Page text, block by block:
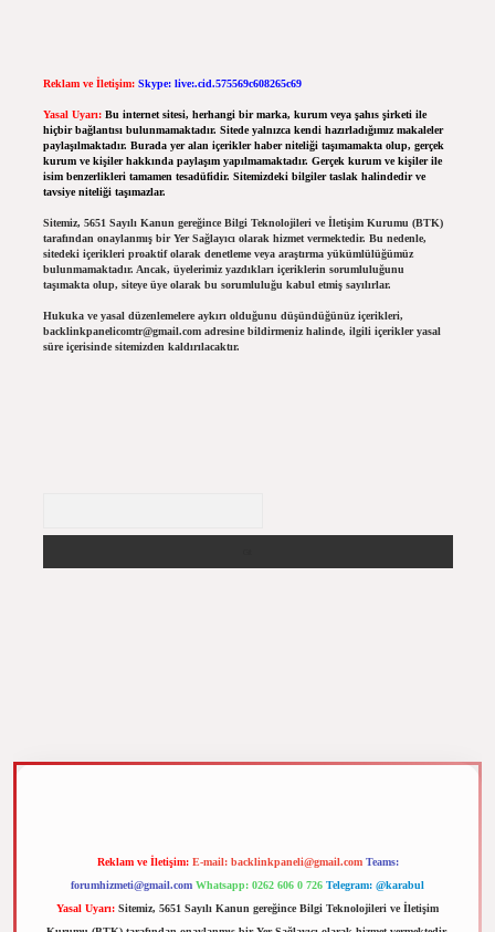
Reklam ve İletişim: Skype: live:.cid.575569c608265c69
Yasal Uyarı: Bu internet sitesi, herhangi bir marka, kurum veya şahıs şirketi ile
hiçbir bağlantısı bulunmamaktadır. Sitede yalnızca kendi hazırladığımız makaleler
paylaşılmaktadır. Burada yer alan içerikler haber niteliği taşımamakta olup, gerçek
kurum ve kişiler hakkında paylaşım yapılmamaktadır. Gerçek kurum ve kişiler ile
isim benzerlikleri tamamen tesadüfidir. Sitemizdeki bilgiler taslak halindedir ve
tavsiye niteliği taşımazlar.
Sitemiz, 5651 Sayılı Kanun gereğince Bilgi Teknolojileri ve İletişim Kurumu (BTK)
tarafından onaylanmış bir Yer Sağlayıcı olarak hizmet vermektedir. Bu nedenle,
sitedeki içerikleri proaktif olarak denetleme veya araştırma yükümlülüğümüz
bulunmamaktadır. Ancak, üyelerimiz yazdıkları içeriklerin sorumluluğunu
taşımakta olup, siteye üye olarak bu sorumluluğu kabul etmiş sayılırlar.
Hukuka ve yasal düzenlemelere aykırı olduğunu düşündüğünüz içerikleri,
backlinkpanelicomtr@gmail.comadresine bildirmeniz halinde, ilgili içerikler yasal
süre içerisinde sitemizden kaldırılacaktır.
Reklam ve İletişim: E-mail: backlinkpaneli@gmail.com Teams:
forumhizmeti@gmail.com Whatsapp: 0262 606 0 726 Telegram: @karabul
Yasal Uyarı: Sitemiz, 5651 Sayılı Kanun gereğince Bilgi Teknolojileri ve İletişim